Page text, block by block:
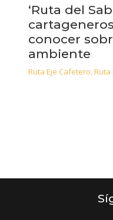
‘Ruta del
conocer
ambiente
Ruta Eje Cafetero,Ruta